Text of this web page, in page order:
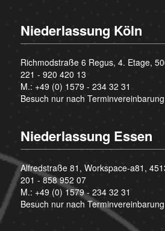
Niederlassung Köln
Richmodstraße 6 Regus, 4. Etage,
221 - 920 420 13
M.: +49 (0) 1579 - 234 32 31
Besuch nur nach Terminvereinbarung
Niederlassung Essen
Alfredstraße 81, Workspace-a81,
201 - 858 952 07
M.: +49 (0) 1579 - 234 32 31
Besuch nur nach Terminvereinbarung